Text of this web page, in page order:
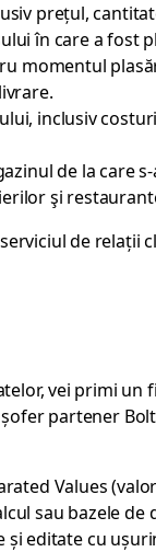
prețul,
în care a fost
momentul
inclusiv
de la care
şi
serviciul de relații
vei primi un
partener
Values
sau bazele
și editate cu